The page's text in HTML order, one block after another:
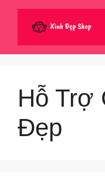
dung
Hỗ Trợ
Đẹp